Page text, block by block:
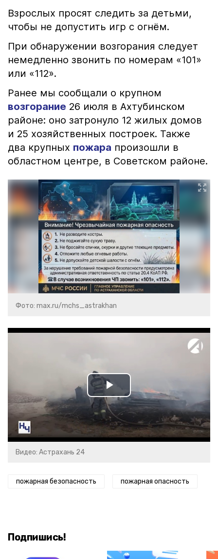
Взрослых просят следить за детьми,
чтобы не допустить игр с огнём.
При обнаружении возгорания следует
немедленно звонить по номерам «101»
или «112».
Ранее мы сообщали о крупном
возгорание 26 июля в Ахтубинском
районе: оно затронуло 12 жилых домов
и 25 хозяйственных построек. Также
два крупных пожара произошли в
областном центре, в Советском районе.
Фото: max.ru/mchs_astrakhan
Play
Video
Видео: Астрахань 24
пожарная безопасность пожарная опасность
Подпишись!